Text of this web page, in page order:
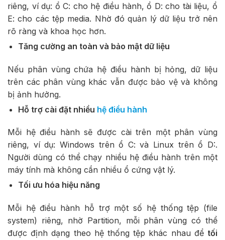
riêng, ví dụ: ổ C: cho hệ điều hành, ổ D: cho tài liệu, ổ
E: cho các tệp media. Nhờ đó quản lý dữ liệu trở nên
rõ ràng và khoa học hơn.
Tăng cường an toàn và bảo mật dữ liệu
Nếu phân vùng chứa hệ điều hành bị hỏng, dữ liệu
trên các phân vùng khác vẫn được bảo vệ và không
bị ảnh hưởng.
Hỗ trợ cài đặt nhiều hệ điều hành
Mỗi hệ điều hành sẽ được cài trên một phân vùng
riêng, ví dụ: Windows trên ổ C: và Linux trên ổ D:.
Người dùng có thể chạy nhiều hệ điều hành trên một
máy tính mà không cần nhiều ổ cứng vật lý.
Tối ưu hóa hiệu năng
Mỗi hệ điều hành hỗ trợ một số hệ thống tệp (file
system) riêng, nhờ Partition, mỗi phân vùng có thể
được định dạng theo hệ thống tệp khác nhau để tối